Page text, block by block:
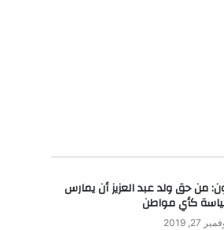
من حق ولد عبد العزيز أن يمارس
كأي مواطن
27, 2019